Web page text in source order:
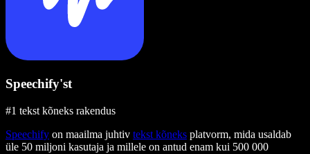
Speechify'st
#1 tekst kõneks rakendus
Speechify on maailma juhtiv tekst kõneks platvorm, mida usaldab
üle 50 miljoni kasutaja ja millele on antud enam kui 500 000